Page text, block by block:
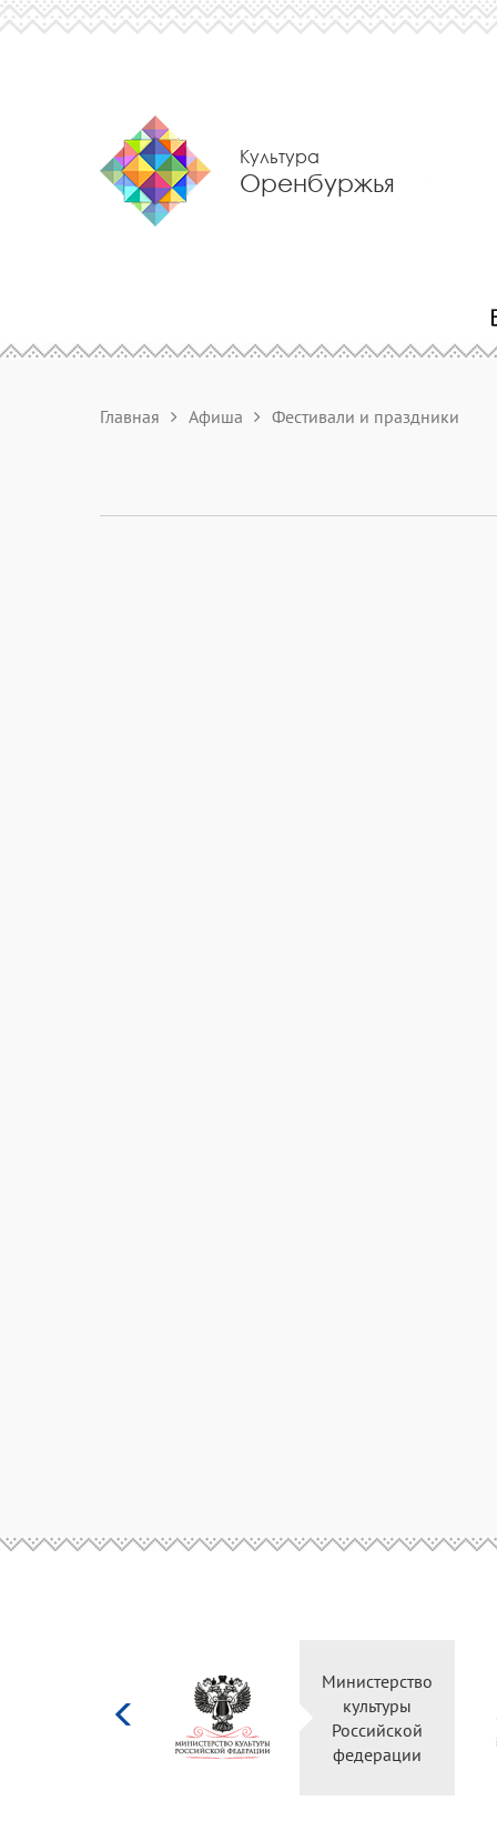
Культура
Оренбуржья
Главная Афиша Фестивали и праздники
Министерство
культуры
Российской
федерации